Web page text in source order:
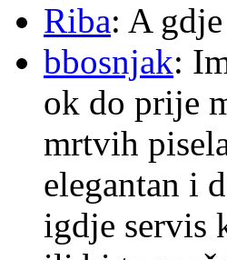
Riba: A
bbosnjak:
ok do prije
mrtvih
elegantan i
igdje servis